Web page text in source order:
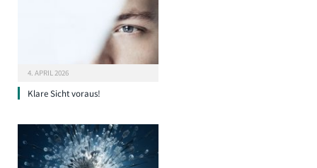
4. APRIL 2026
Klare Sicht voraus!